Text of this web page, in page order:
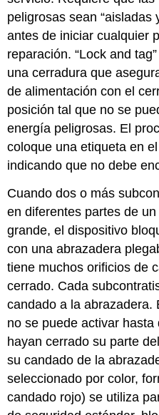
peligrosas sean “aisladas
antes de iniciar cualquier
reparación. “Lock and
una cerradura que
de alimentación con el
posición tal que no se
energía peligrosas. El
coloque una etiqueta en
indicando que no debe
Cuando dos o más
en diferentes partes de
grande, el dispositivo
con una abrazadera
tiene muchos orificios de
cerrado. Cada
candado a la abrazadera.
no se puede activar
hayan cerrado su parte
su candado de la
seleccionado por color,
candado rojo) se utiliza